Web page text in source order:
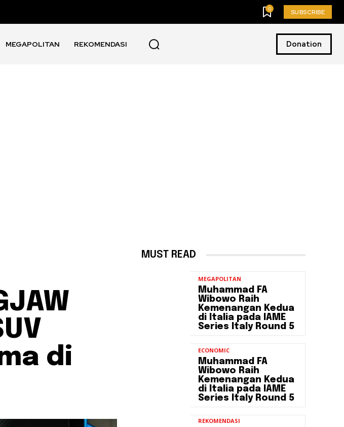
0 SUBSCRIBE
MEGAPOLITAN REKOMENDASI Donation
di
MUST READ
MEGAPOLITAN
Muhammad FA
Wibowo Raih
Kemenangan Kedua
di Italia pada IAME
Series Italy Round 5
ECONOMIC
Muhammad FA
Wibowo Raih
Kemenangan Kedua
di Italia pada IAME
Series Italy Round 5
REKOMENDASI